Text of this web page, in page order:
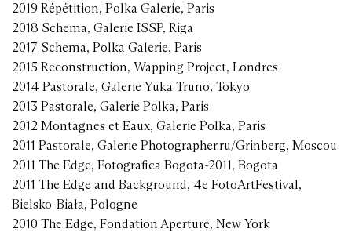
2019 Répétition, Polka Galerie, Paris
2018 Schema, Galerie ISSP, Riga
2017 Schema, Polka Galerie, Paris
2015 Reconstruction, Wapping Project, Londres
2014 Pastorale, Galerie Yuka Truno, Tokyo
2013 Pastorale, Galerie Polka, Paris
2012 Montagnes et Eaux, Galerie Polka, Paris
2011 Pastorale, Galerie Photographer.ru/Grinberg, Moscou
2011 The Edge, Fotografica Bogota-2011, Bogota
2011 The Edge and Background, 4e FotoArtFestival,
Bielsko-Biała, Pologne
2010 The Edge, Fondation Aperture, New York